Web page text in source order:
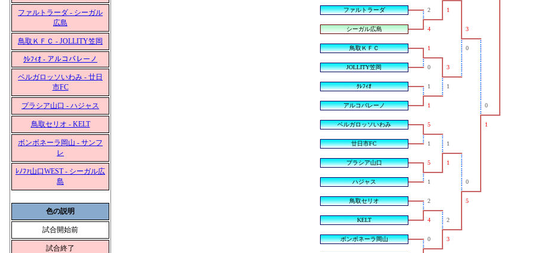
ファルトラーダ - シーガル
広島
鳥取ＫＦＣ - JOLLITY笠岡
ｸﾚﾌｨｵ - アルコバレーノ
ベルガロッソいわみ - 廿日
市FC
プラシア山口 - ハジャス
鳥取セリオ - KELT
ボンボネーラ岡山 - サンフ
レ
ﾚﾉﾌｧ山口WEST - シーガル広
島
色の説明
試合開始前
試合終了
ファルトラーダ 2 1
シーガル広島 4 3
鳥取ＫＦＣ 1 0
JOLLITY笠岡 0 3
ｸﾚﾌｨｵ 1 1
アルコバレーノ 1 0
ベルガロッソいわみ 5 1
廿日市FC 1 1
プラシア山口 5 1
ハジャス 1 0
鳥取セリオ 2 5
KELT 4 2
ボンボネーラ岡山 0 3